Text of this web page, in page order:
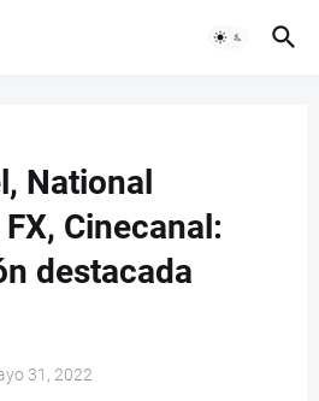
National
Cinecanal:
destacada
31, 2022